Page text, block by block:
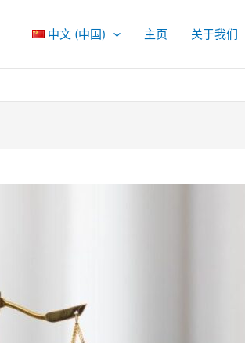
中文 (中国) 主页 关于我们